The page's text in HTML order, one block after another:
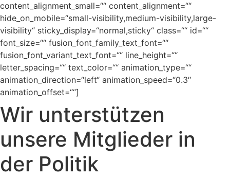
content_alignment_small=““ content_alignment=““
hide_on_mobile=“small-visibility,medium-visibility,large-
visibility“ sticky_display=“normal,sticky“ class=““ id=““
font_size=““ fusion_font_family_text_font=““
fusion_font_variant_text_font=““ line_height=““
letter_spacing=““ text_color=““ animation_type=““
animation_direction=“left“ animation_speed=“0.3″
animation_offset=““]
Wir unterstützen
unsere Mitglieder in
der Politik